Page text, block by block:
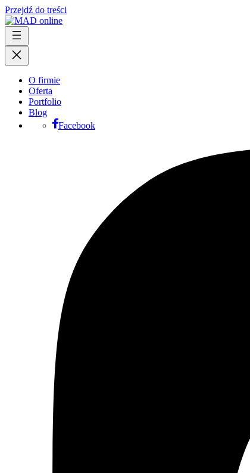
Przejdź do treści
O firmie
Oferta
Portfolio
Blog
Facebook